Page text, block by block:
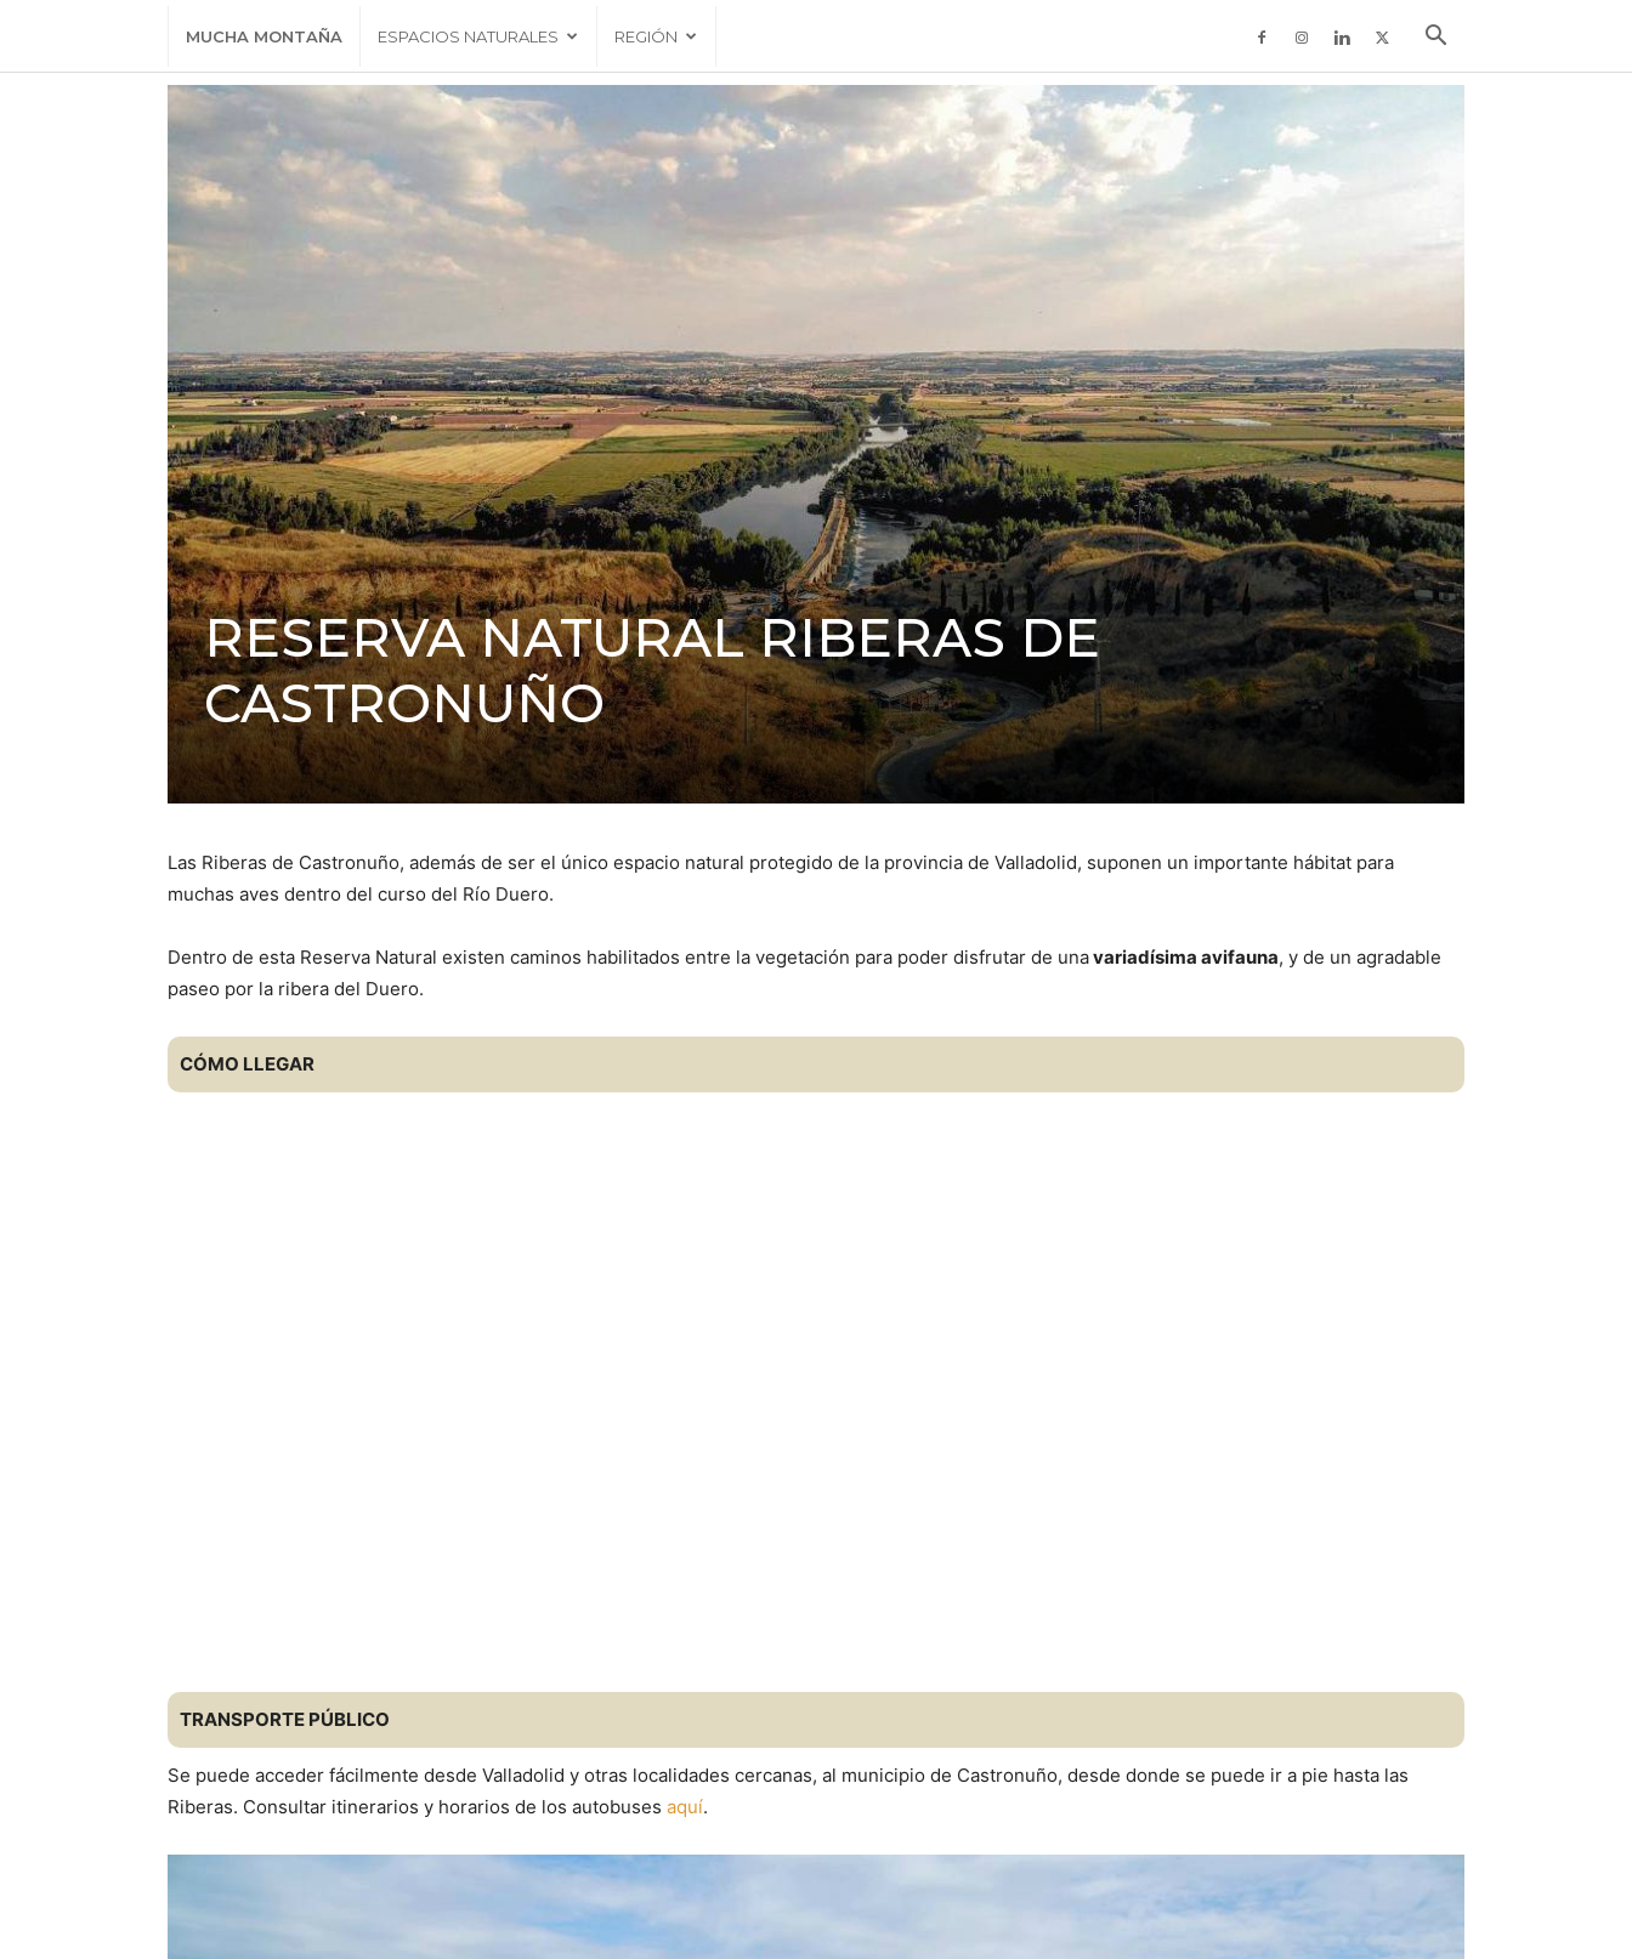
MUCHA MONTAÑA ESPACIOS NATURALES REGIÓN
RESERVA NATURAL RIBERAS DE
CASTRONUÑO
Las Riberas de Castronuño, además de ser el único espacio natural protegido de la provincia de Valladolid, suponen un importante hábitat para
muchas aves dentro del curso del Río Duero.
Dentro de esta Reserva Natural existen caminos habilitados entre la vegetación para poder disfrutar de unavariadísima avifauna, y de un agradable
paseo por la ribera del Duero.
CÓMO LLEGAR
TRANSPORTE PÚBLICO
Se puede acceder fácilmente desde Valladolid y otras localidades cercanas, al municipio de Castronuño, desde donde se puede ir a pie hasta las
Riberas. Consultar itinerarios y horarios de los autobuses aquí.